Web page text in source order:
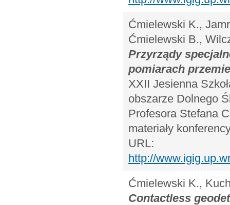
Ćmielewski K.,
Ćmielewski B.,
Przyrządy
pomiarach
XXII Jesienna
obszarze Dolnego
Profesora Stefana
materiały
URL:
http://
Ćmielewski K.,
Contactless